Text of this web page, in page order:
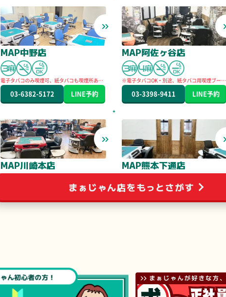
MAP中野店
電子タバコのみ喫煙可、紙タバコも喫煙所あり
ます。
03-6382-5172 LINE予約
MAP阿佐ヶ谷店
※電子タバコOK・別途、紙タバコ用喫煙ブース
有り
03-3398-9411 LINE予約
MAP川崎本店
044-211-8058 LINE予約
MAP熊本下通店
紙巻タバコは個室のみOK。電子タバコOK
096-273-7798 LINE予約
まぁじゃん店をもっとさがす